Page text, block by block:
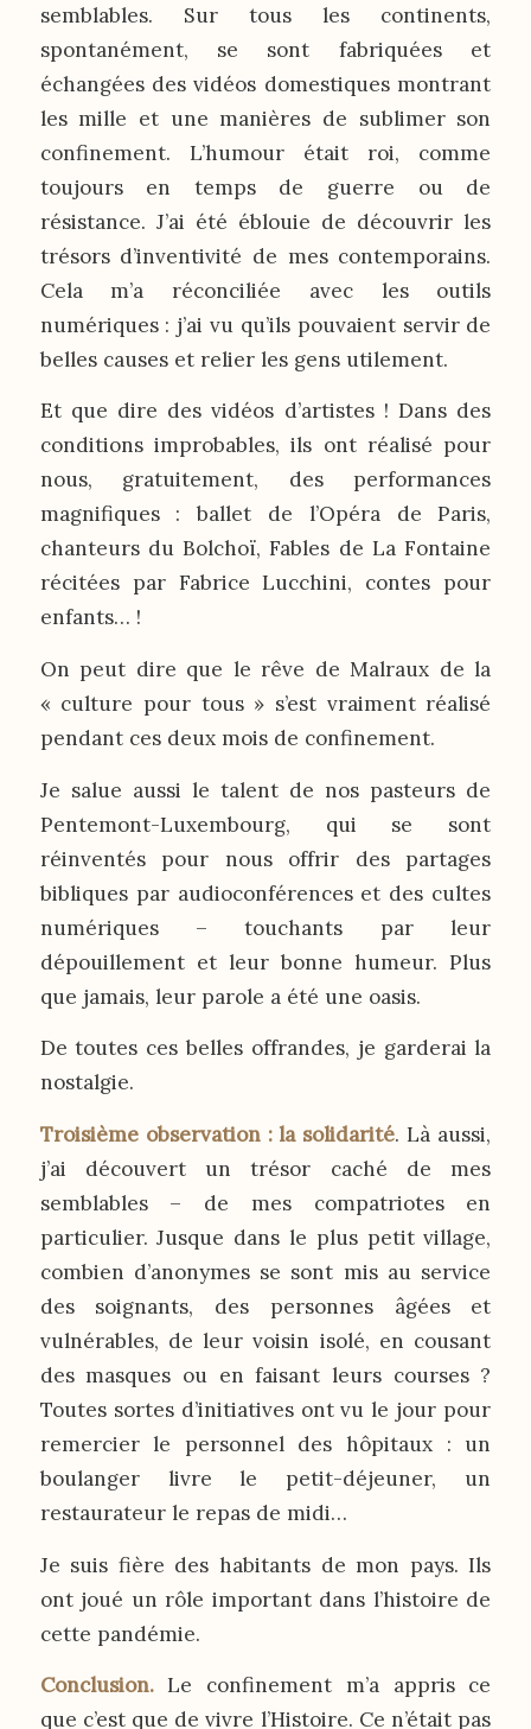
semblables. Sur tous les continents,
spontanément, se sont fabriquées et
échangées des vidéos domestiques montrant
les mille et une manières de sublimer son
confinement. L’humour était roi, comme
toujours en temps de guerre ou de
résistance. J’ai été éblouie de découvrir les
trésors d’inventivité de mes contemporains.
Cela m’a réconciliée avec les outils
numériques : j’ai vu qu’ils pouvaient servir de
belles causes et relier les gens utilement.
Et que dire des vidéos d’artistes ! Dans des
conditions improbables, ils ont réalisé pour
nous, gratuitement, des performances
magnifiques : ballet de l’Opéra de Paris,
chanteurs du Bolchoï, Fables de La Fontaine
récitées par Fabrice Lucchini, contes pour
enfants… !
On peut dire que le rêve de Malraux de la
« culture pour tous » s’est vraiment réalisé
pendant ces deux mois de confinement.
Je salue aussi le talent de nos pasteurs de
Pentemont-Luxembourg, qui se sont
réinventés pour nous offrir des partages
bibliques par audioconférences et des cultes
numériques – touchants par leur
dépouillement et leur bonne humeur. Plus
que jamais, leur parole a été une oasis.
De toutes ces belles offrandes, je garderai la
nostalgie.
Troisième observation : la solidarité. Là aussi,
j’ai découvert un trésor caché de mes
semblables – de mes compatriotes en
particulier. Jusque dans le plus petit village,
combien d’anonymes se sont mis au service
des soignants, des personnes âgées et
vulnérables, de leur voisin isolé, en cousant
des masques ou en faisant leurs courses ?
Toutes sortes d’initiatives ont vu le jour pour
remercier le personnel des hôpitaux : un
boulanger livre le petit-déjeuner, un
restaurateur le repas de midi…
Je suis fière des habitants de mon pays. Ils
ont joué un rôle important dans l’histoire de
cette pandémie.
Conclusion.Le confinement m’a appris ce
que c’est que de vivre l’Histoire. Ce n’était pas